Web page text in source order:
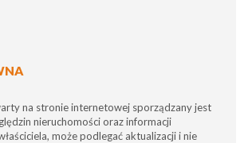
na stronie internetowej sporządzany jest
nieruchomości oraz informacji
może podlegać aktualizacji i nie